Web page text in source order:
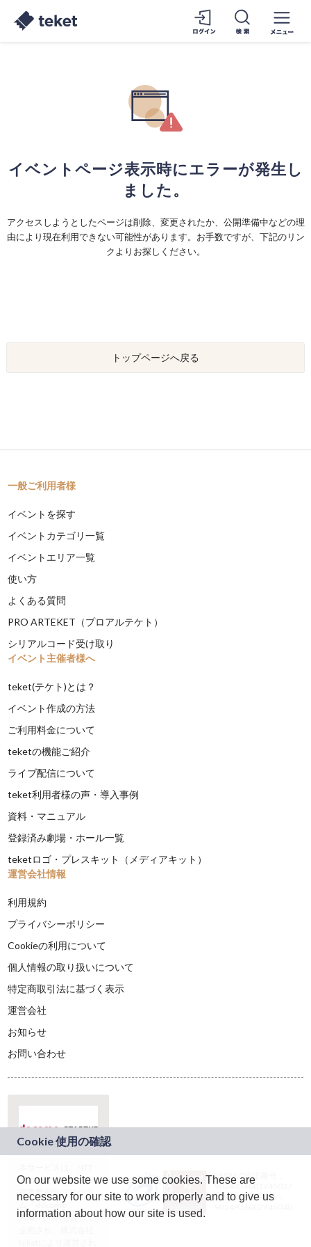
イベントページ表示時にエラーが発生し
ました。
アクセスしようとしたページは削除、変更されたか、公開準備中などの理
由により現在利用できない可能性があります。お手数ですが、下記のリン
クよりお探しください。
トップページへ戻る
一般ご利用者様
イベントを探す
イベントカテゴリ一覧
イベントエリア一覧
使い方
よくある質問
PRO ARTEKET（プロアルテケト）
シリアルコード受け取り
イベント主催者様へ
teket(テケト)とは？
イベント作成の方法
ご利用料金について
teketの機能ご紹介
ライブ配信について
teket利用者様の声・導入事例
資料・マニュアル
登録済み劇場・ホール一覧
teketロゴ・プレスキット（メディアキット）
運営会社情報
利用規約
プライバシーポリシー
Cookieの利用について
個人情報の取り扱いについて
特定商取引法に基づく表示
運営会社
お知らせ
お問い合わせ
ドコモグループの新
規事業創出プログラ
ム「docomo
STARTUP」を通じて
JASRAC許諾番号：
9024936001Y45037
JASRAC許諾番号：
On our website we use some cookies. These are
necessary for our site to work properly and to give us
information about how our site is used.